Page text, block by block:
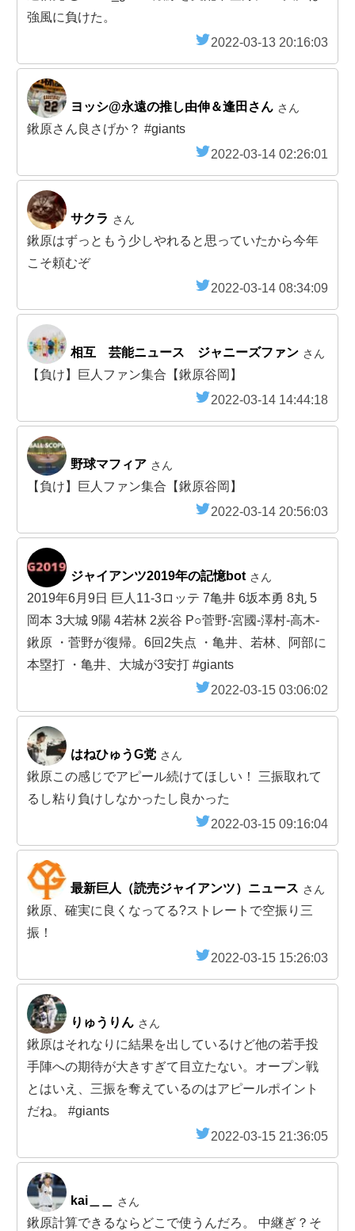
強風に負けた。
2022-03-13 20:16:03
ヨッシ@永遠の推し由伸＆逢田さん さん
鍬原さん良さげか？ #giants
2022-03-14 02:26:01
サクラ さん
鍬原はずっともう少しやれると思っていたから今年
こそ頼むぞ
2022-03-14 08:34:09
相互 芸能ニュース ジャニーズファン さん
【負け】巨人ファン集合【鍬原谷岡】
2022-03-14 14:44:18
野球マフィア さん
【負け】巨人ファン集合【鍬原谷岡】
2022-03-14 20:56:03
ジャイアンツ2019年の記憶bot さん
2019年6月9日 巨人11-3ロッテ 7亀井 6坂本勇 8丸 5
岡本 3大城 9陽 4若林 2炭谷 P○菅野-宮國-澤村-高木-
鍬原 ・菅野が復帰。6回2失点 ・亀井、若林、阿部に
本塁打 ・亀井、大城が3安打 #giants
2022-03-15 03:06:02
はねひゅうG党 さん
鍬原この感じでアピール続けてほしい！ 三振取れて
るし粘り負けしなかったし良かった
2022-03-15 09:16:04
最新巨人（読売ジャイアンツ）ニュース さん
鍬原、確実に良くなってる?ストレートで空振り三
振！
2022-03-15 15:26:03
りゅうりん さん
鍬原はそれなりに結果を出しているけど他の若手投
手陣への期待が大きすぎて目立たない。オープン戦
とはいえ、三振を奪えているのはアピールポイント
だね。 #giants
2022-03-15 21:36:05
kai＿＿ さん
鍬原計算できるならどこで使うんだろ。 中継ぎ？そ